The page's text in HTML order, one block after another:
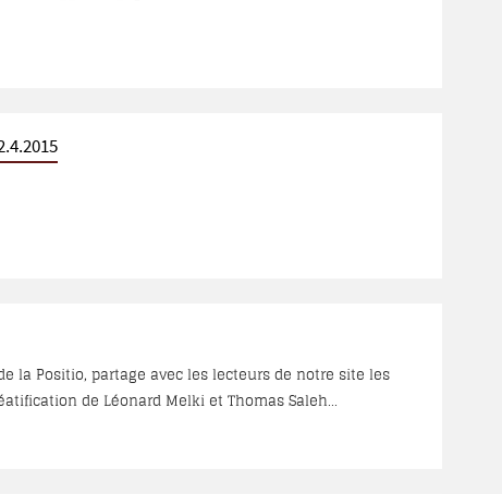
la Positio, partage avec les lecteurs de notre site les
de Léonard Melki et Thomas Saleh...